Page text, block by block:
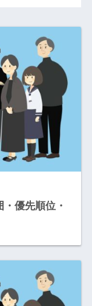
優先順位・